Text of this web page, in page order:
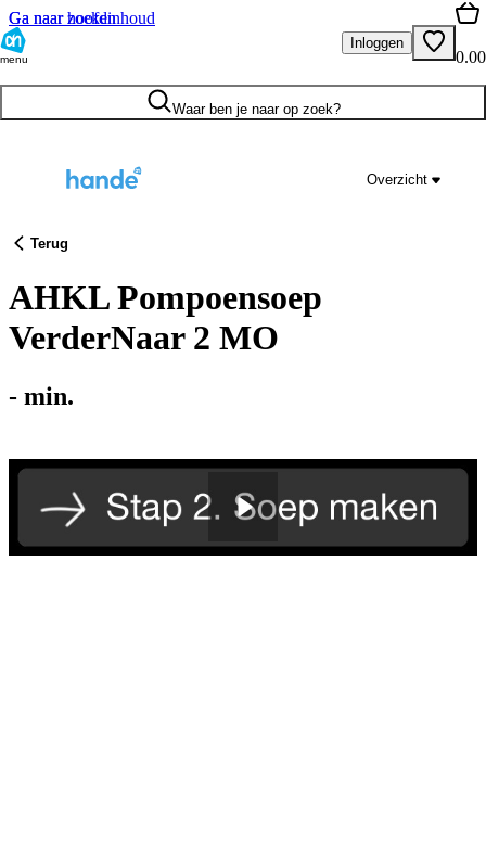
Ga naar hoofdinhoud
Ga naar zoeken
menu
Inloggen
0.00
Waar ben je naar op zoek?
Overzicht
Terug
AHKL Pompoensoep
VerderNaar 2 MO
- min.